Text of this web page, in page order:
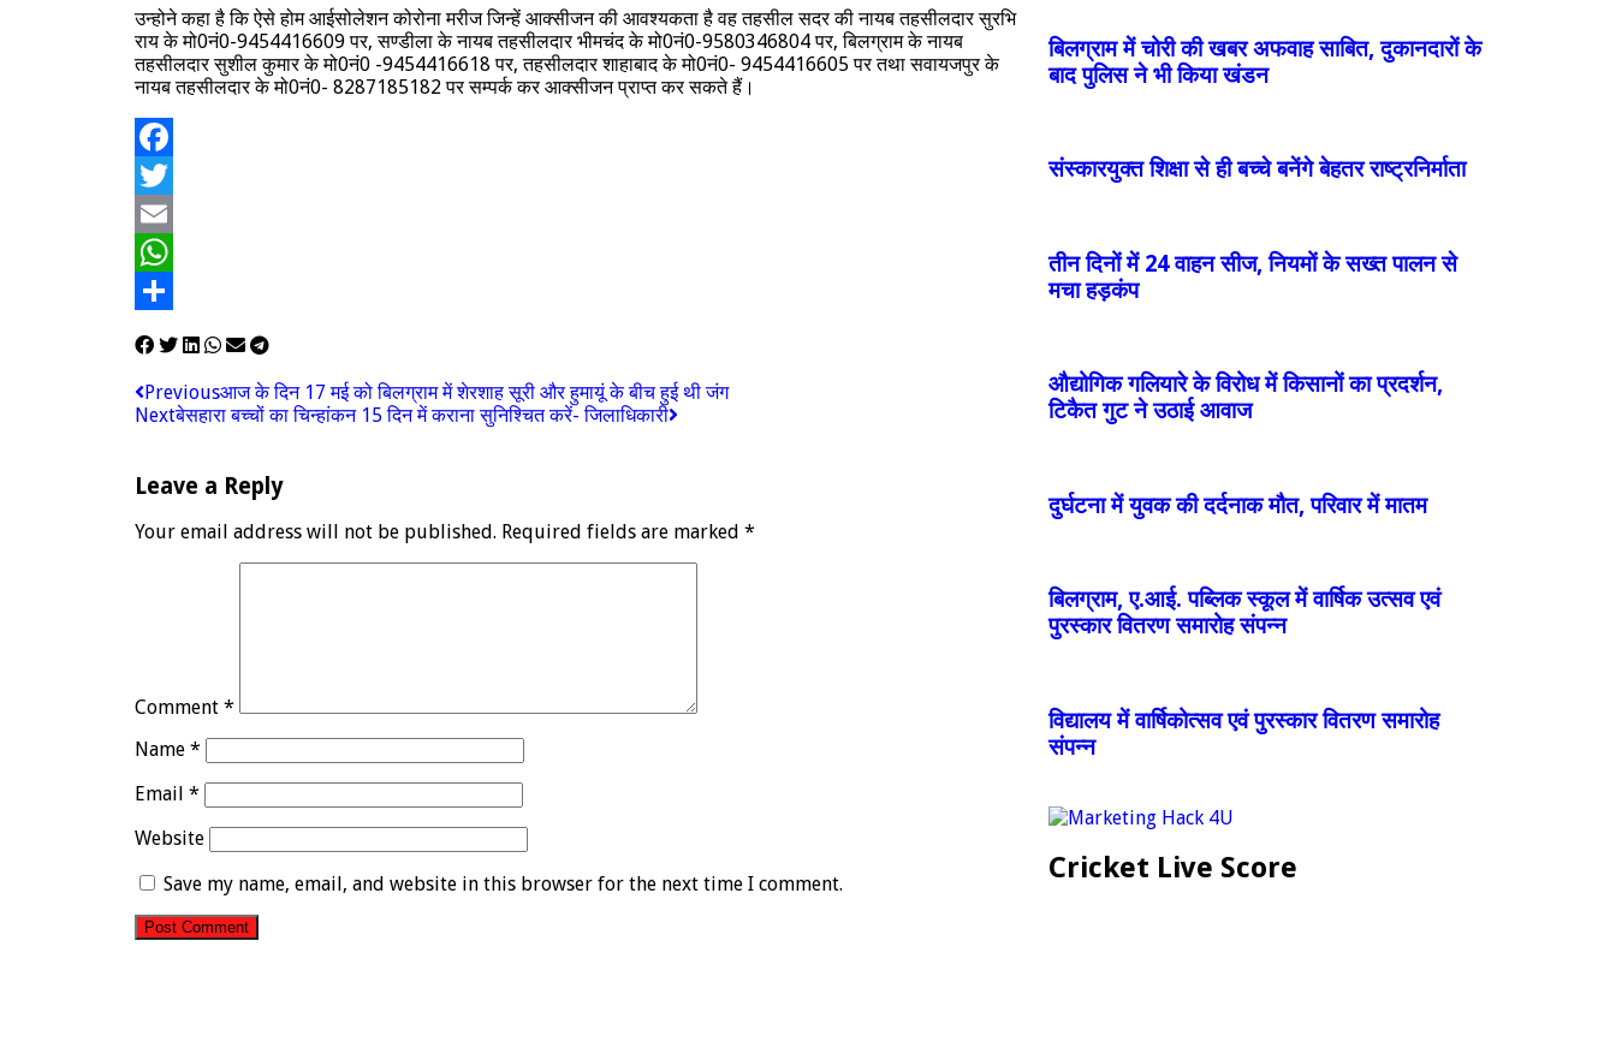
उन्होने कहा है कि ऐसे होम आईसोलेशन कोरोना मरीज जिन्हें आक्सीजन की आवश्यकता है वह तहसील सदर की नायब तहसीलदार सुरभि
राय के मो0नं0-9454416609 पर, सण्डीला के नायब तहसीलदार भीमचंद के मो0नं0-9580346804 पर, बिलग्राम के नायब
तहसीलदार सुशील कुमार के मो0नं0 -9454416618 पर, तहसीलदार शाहाबाद के मो0नं0- 9454416605 पर तथा सवायजपुर के
नायब तहसीलदार के मो0नं0- 8287185182 पर सम्पर्क कर आक्सीजन प्राप्त कर सकते हैं।
Facebook
Twitter
Email
WhatsApp
Previousआज के दिन 17 मई को बिलग्राम में शेरशाह सूरी और हुमायूं के बीच हुई थी जंग
Nextबेसहारा बच्चों का चिन्हांकन 15 दिन में कराना सुनिश्चित करें- जिलाधिकारी
Leave a Reply
Your email address will not be published. Required fields are marked *
Comment *
Name *
Email *
Website
Save my name, email, and website in this browser for the next time I comment.
बिलग्राम में चोरी की खबर अफवाह साबित, दुकानदारों के
बाद पुलिस ने भी किया खंडन
संस्कारयुक्त शिक्षा से ही बच्चे बनेंगे बेहतर राष्ट्रनिर्माता
तीन दिनों में 24 वाहन सीज, नियमों के सख्त पालन से
मचा हड़कंप
औद्योगिक गलियारे के विरोध में किसानों का प्रदर्शन,
टिकैत गुट ने उठाई आवाज
दुर्घटना में युवक की दर्दनाक मौत, परिवार में मातम
बिलग्राम, ए.आई. पब्लिक स्कूल में वार्षिक उत्सव एवं
पुरस्कार वितरण समारोह संपन्न
विद्यालय में वार्षिकोत्सव एवं पुरस्कार वितरण समारोह
संपन्न
Cricket Live Score